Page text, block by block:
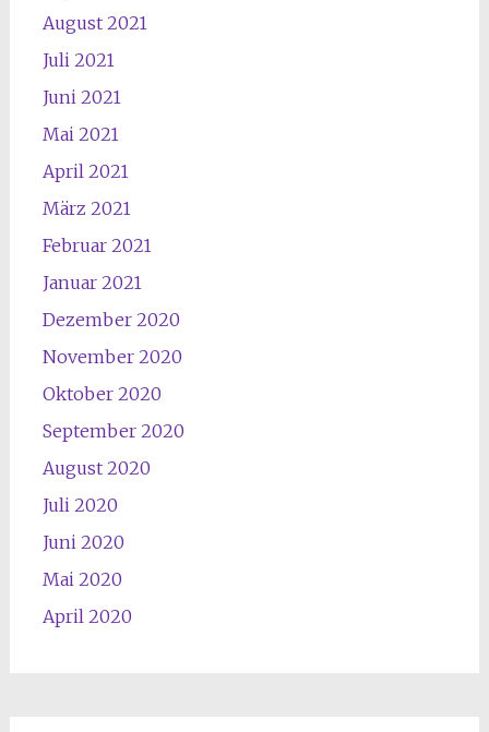
August 2021
Juli 2021
Juni 2021
Mai 2021
April 2021
März 2021
Februar 2021
Januar 2021
Dezember 2020
November 2020
Oktober 2020
September 2020
August 2020
Juli 2020
Juni 2020
Mai 2020
April 2020